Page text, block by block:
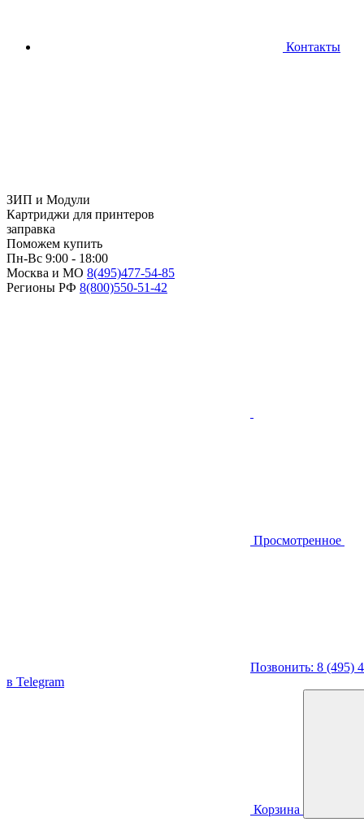
Контакты
ЗИП и Модули
Картриджи для принтеров
заправка
Поможем купить
Пн-Вс 9:00 - 18:00
Москва и МО 8(495)477-54-85
Регионы РФ 8(800)550-51-42
Просмотренное
Позвонить: 8 (495)
в Telegram
Корзина